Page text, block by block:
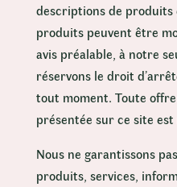
descriptions de produits
produits peuvent être
avis préalable, à notre
réservons le droit
tout moment. Toute
présentée sur ce site
Nous ne garantissons
produits, services,